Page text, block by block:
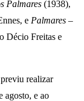
Palmares (1938),
e Palmares –
Décio Freitas e
realizar
agosto, e ao